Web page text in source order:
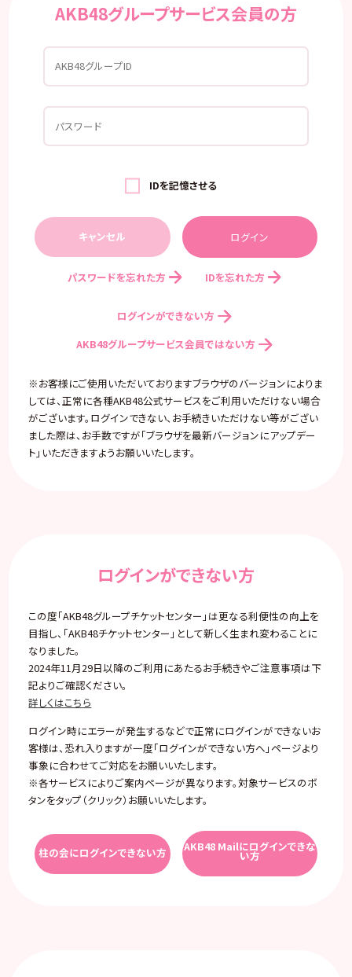
AKB48グループサービス会員の方
IDを記憶させる
キャンセル
パスワードを忘れた方 IDを忘れた方
ログインができない方
AKB48グループサービス会員ではない方
※お客様にご使用いただいておりますブラウザのバージョンによりま
しては、正常に各種AKB48公式サービスをご利用いただけない場合
がございます。ログインできない、お手続きいただけない等がござい
ました際は、お手数ですが「ブラウザを最新バージョンにアップデー
ト」いただきますようお願いいたします。
ログインができない方
この度「AKB48グループチケットセンター」は更なる利便性の向上を
目指し、「AKB48チケットセンター」として新しく生まれ変わることに
なりました。
2024年11月29日以降のご利用にあたるお手続きやご注意事項は下
記よりご確認ください。
詳しくはこちら
ログイン時にエラーが発生するなどで正常にログインができないお
客様は、恐れ入りますが一度「ログインができない方へ」ページより
事象に合わせてご対応をお願いいたします。
※各サービスによりご案内ページが異なります。対象サービスのボ
タンをタップ（クリック）お願いいたします。
柱の会にログインできない方 AKB48 Mailにログインできな
い方